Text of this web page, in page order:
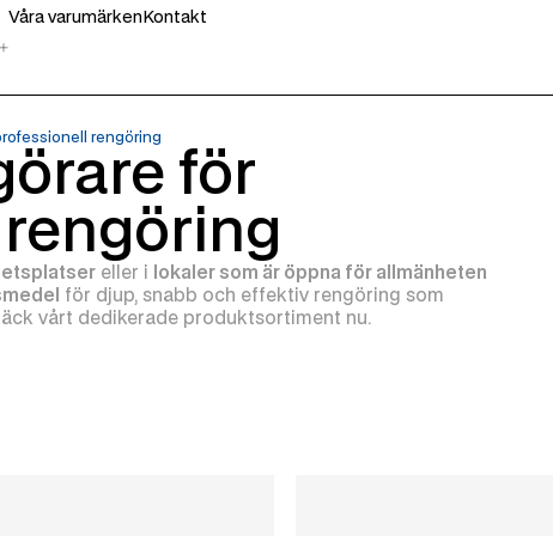
Våra varumärkenKontakt
rengöring
för
eller i
lokaler som är öppna för allmänheten
för djup, snabb och effektiv rengöring som
vårt dedikerade produktsortiment nu.